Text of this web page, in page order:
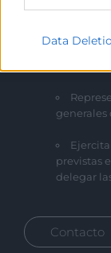
Data
colaboradora
generales
previstas
delegar
Contacto